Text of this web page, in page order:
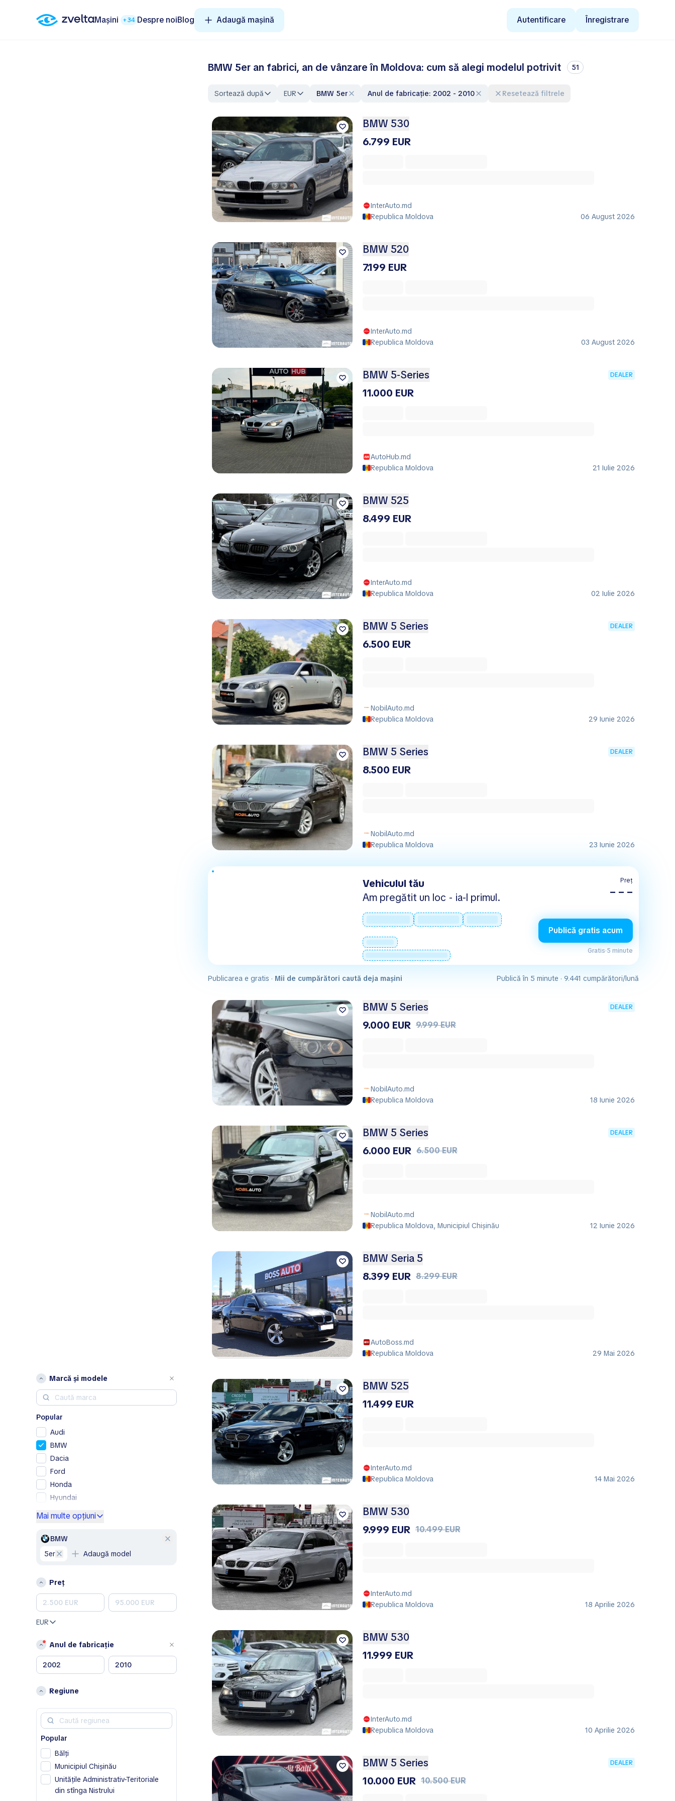
Mașini +34 Despre noiBlog Adaugă mașină Autentificare Înregistrare
Marcă și modele
Popular
Audi
BMW
Dacia
Ford
Honda
Hyundai
Mercedes-Benz
Nissan
Porsche
Renault
Volkswagen
Volvo
A
Acura
Aston Martin
Avatr
BAIC
Bentley
Bestune
Mai multe opțiuni
BMW
5er
Adaugă model
Preț
EUR
Anul de fabricație
Regiune
Popular
Bălţi
Municipiul Chișinău
Unitățile Administrativ-Teritoriale
din stînga Nistrului
BMW 5er an fabrici, an de vânzare în Moldova: cum să alegi modelul potrivit 51
Sortează după EUR BMW 5er Anul de fabricație: 2002 - 2010 Resetează filtrele
BMW 530
6.799 EUR
InterAuto.md
Republica Moldova
06 August 2026
BMW 520
7.199 EUR
InterAuto.md
Republica Moldova
03 August 2026
BMW 5-Series DEALER
11.000 EUR
AutoHub.md
Republica Moldova
21 Iulie 2026
BMW 525
8.499 EUR
InterAuto.md
Republica Moldova
02 Iulie 2026
BMW 5 Series DEALER
6.500 EUR
NobilAuto.md
Republica Moldova
29 Iunie 2026
BMW 5 Series DEALER
8.500 EUR
NobilAuto.md
Republica Moldova
23 Iunie 2026
Vehiculul tău
Am pregătit un loc - ia-l primul.
Preț
– – –
Publică gratis acum
Gratis·5 minute
Publicarea e gratis · Mii de cumpărători caută deja mașini Publică în 5 minute · 9.441 cumpărători/lună
BMW 5 Series DEALER
9.000 EUR 9.999 EUR
NobilAuto.md
Republica Moldova
18 Iunie 2026
BMW 5 Series DEALER
6.000 EUR 6.500 EUR
NobilAuto.md
Republica Moldova, Municipiul Chișinău
12 Iunie 2026
BMW Seria 5
8.399 EUR 8.299 EUR
AutoBoss.md
Republica Moldova
29 Mai 2026
BMW 525
11.499 EUR
InterAuto.md
Republica Moldova
14 Mai 2026
BMW 530
9.999 EUR 10.499 EUR
InterAuto.md
Republica Moldova
18 Aprilie 2026
BMW 530
11.999 EUR
InterAuto.md
Republica Moldova
10 Aprilie 2026
BMW 5 Series DEALER
10.000 EUR 10.500 EUR